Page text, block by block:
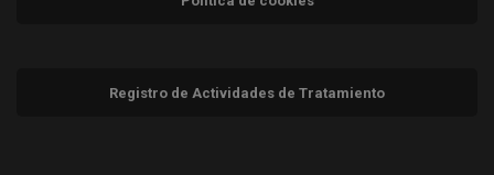
Registro de Actividades de Tratamiento